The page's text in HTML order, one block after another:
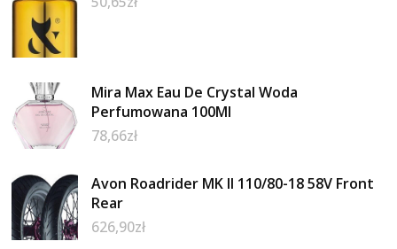
Mira Max Eau De Crystal Woda
Perfumowana 100Ml
78,66zł
Avon Roadrider MK II 110/80-18 58V Front
Rear
626,90zł